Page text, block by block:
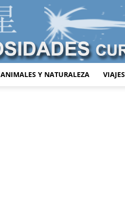
ANIMALES Y NATURALEZA VIAJES